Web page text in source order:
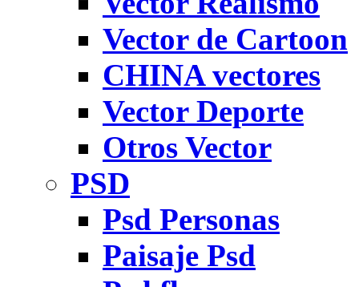
Vector de Cartoon
CHINA vectores
Vector Deporte
Otros Vector
PSD
Psd Personas
Paisaje Psd